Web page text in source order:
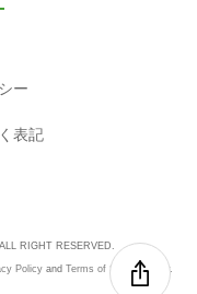
ー
表記
RIGHT RESERVED.
Policyand Terms of Serviceapply.